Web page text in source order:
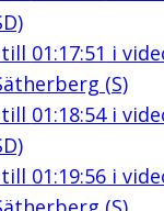
01:17:51 i
(S)
01:18:54i
01:19:56i